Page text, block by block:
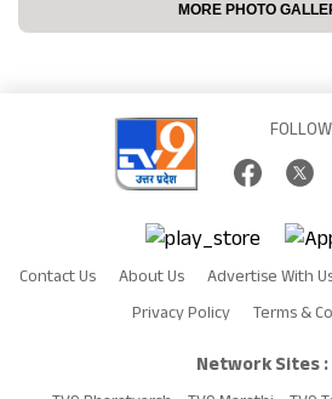
MORE PHOTO
Contact Us About Us Advertise With
Privacy Policy
Terms &
Network Sites :